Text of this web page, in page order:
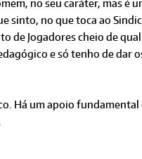
no seu caráter, mas é
sinto, no que toca ao
de Jogadores cheio de
e só tenho de dar
Há um apoio